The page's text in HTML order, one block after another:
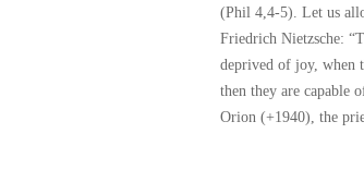
(Phil 4,4-5). Let us
Friedrich Nietzsche:
deprived of joy, when
then they are capable
Orion (+1940), the